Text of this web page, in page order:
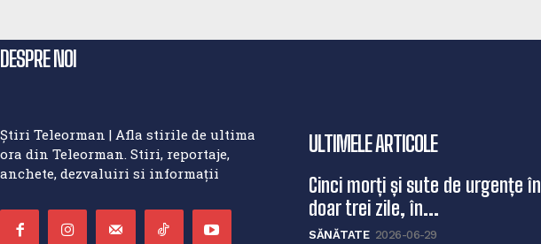
DESPRE NOI
Știri Teleorman | Afla stirile de ultima
ora din Teleorman. Stiri, reportaje,
anchete, dezvaluiri si informații
ULTIMELE ARTICOLE
Cinci morți și sute de urgențe în
doar trei zile, în...
SĂNĂTATE 2026-06-29